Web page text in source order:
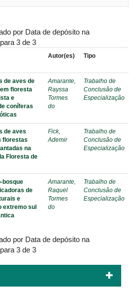
por Data de depósito na
3 de 3
Autor(es) Tipo
de aves de
floresta
e
coníferas
Amarante,
Rayssa
Tormes
do
Trabalho de
Conclusão de
Especialização
de aves
florestas
na
Floresta de
Fick,
Ademir
Trabalho de
Conclusão de
Especialização
bosque
de
e
extremo sul
Amarante,
Raquel
Tormes
do
Trabalho de
Conclusão de
Especialização
por Data de depósito na
3 de 3